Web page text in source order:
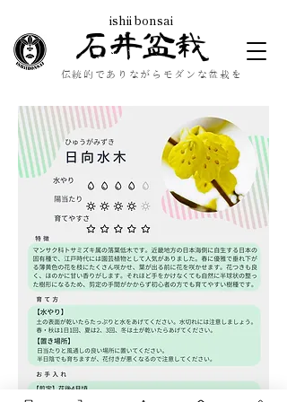
ishii bonsai
石井盆栽
伝統的でありながらモダンな盆栽を